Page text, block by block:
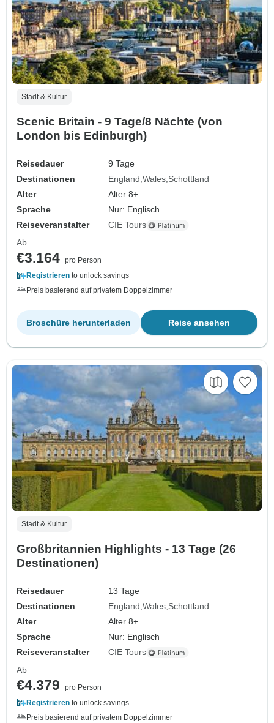
Stadt & Kultur
Scenic Britain - 9 Tage/8 Nächte (von
London bis Edinburgh)
Reisedauer
9 Tage
Destinationen
England Wales Schottland
Alter
Alter 8+
Sprache
Nur: Englisch
Reiseveranstalter
CIE Tours
Ab
€3.164 pro Person
Registrieren to unlock savings
Preis basierend auf privatem Doppelzimmer
Reise ansehen
Broschüre herunterladen
Stadt & Kultur
Großbritannien Highlights - 13 Tage (26
Destinationen)
Reisedauer
13 Tage
Destinationen
England Wales Schottland
Alter
Alter 8+
Sprache
Nur: Englisch
Reiseveranstalter
CIE Tours
Ab
€4.379
pro Person
Registrieren to unlock savings
Preis basierend auf privatem Doppelzimmer